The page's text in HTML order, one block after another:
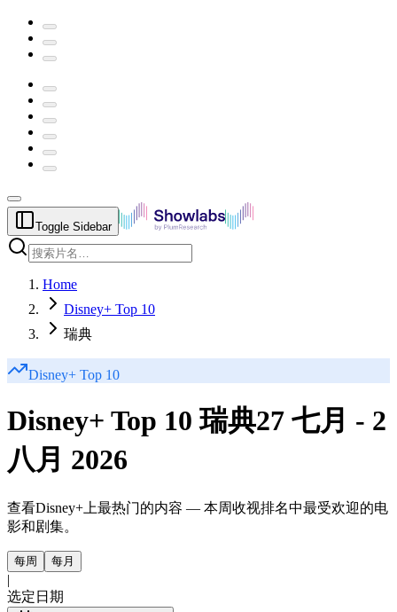
Toggle Sidebar
Home
Disney+ Top 10
瑞典
Disney+ Top 10
Disney+ Top 10 瑞典27 七月 - 2
八月 2026
查看Disney+上最热门的内容 — 本周收视排名中最受欢迎的电
影和剧集。
每周 每月
|
选定日期